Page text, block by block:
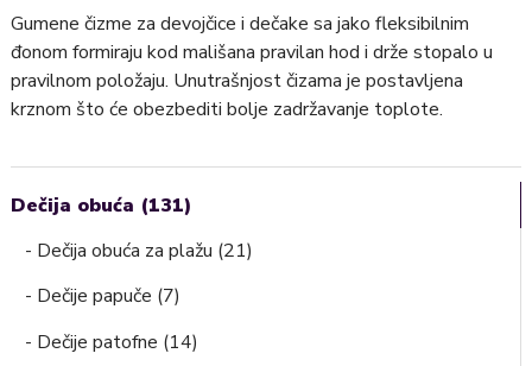
Dečija obuća (131)
- Dečija obuća za plažu (21)
- Dečije papuče (7)
- Dečije patofne (14)
Gumene čizme za devojčice i dečake sa jako fleksibilnim
đonom formiraju kod mališana pravilan hod i drže stopalo u
pravilnom položaju. Unutrašnjost čizama je postavljena
krznom što će obezbediti bolje zadržavanje toplote.